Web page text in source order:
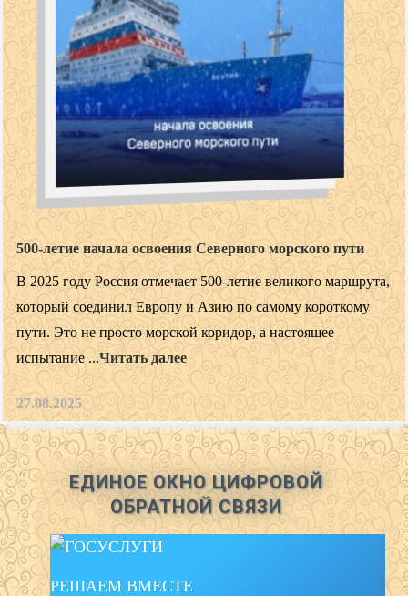
500-летие начала освоения Северного морского пути
В 2025 году Россия отмечает 500-летие великого маршрута,
который соединил Европу и Азию по самому короткому
пути. Это не просто морской коридор, а настоящее
испытание ...Читать далее
27.08.2025
ЕДИНОЕ ОКНО ЦИФРОВОЙ
ОБРАТНОЙ СВЯЗИ
РЕШАЕМ ВМЕСТЕ